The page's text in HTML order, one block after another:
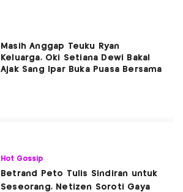
Masih Anggap Teuku Ryan
Keluarga, Oki Setiana Dewi Bakal
Ajak Sang Ipar Buka Puasa Bersama
Hot Gossip
Betrand Peto Tulis Sindiran untuk
Seseorang, Netizen Soroti Gaya